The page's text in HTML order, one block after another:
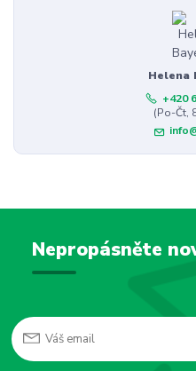
Helena
+420
(Po-Čt,
Nepropásněte